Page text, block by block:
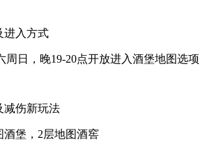
进入方式
周日，晚19-20点开放进入酒堡地图选项
减伤新玩法
酒堡，2层地图酒窖